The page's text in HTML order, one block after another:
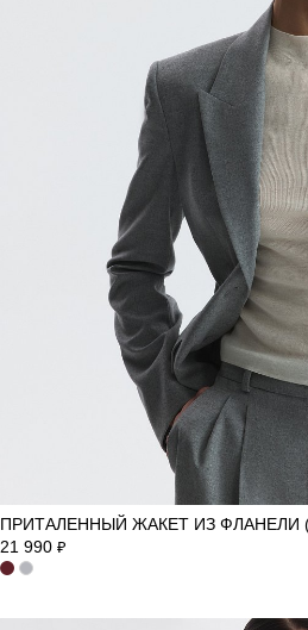
42 44 46 48
ПРИТАЛЕННЫЙ ЖАКЕТ ИЗ ФЛАНЕЛИ
21 990 ₽